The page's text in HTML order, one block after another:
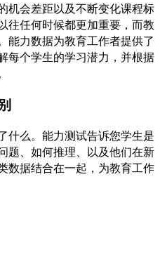
机会差距以及不断变化课程标
往任何时候都更加重要，而教
能力数据为教育工作者提供了
每个学生的学习潜力，并根据
什么。能力测试告诉您学生是
、如何推理、以及他们在新
数据结合在一起，为教育工作